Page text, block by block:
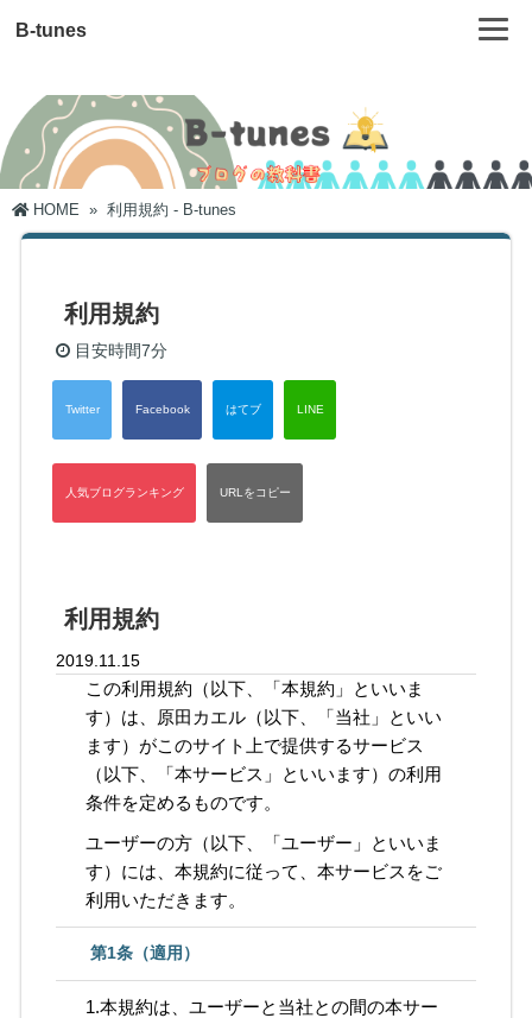
B-tunes
HOME » 利用規約 - B-tunes
利用規約
目安時間7分
利用規約
2019.11.15
この利用規約（以下、「本規約」といいま
す）は、原田カエル（以下、「当社」といい
ます）がこのサイト上で提供するサービス
（以下、「本サービス」といいます）の利用
条件を定めるものです。
ユーザーの方（以下、「ユーザー」といいま
す）には、本規約に従って、本サービスをご
利用いただきます。
第1条（適用）
1.本規約は、ユーザーと当社との間の本サー